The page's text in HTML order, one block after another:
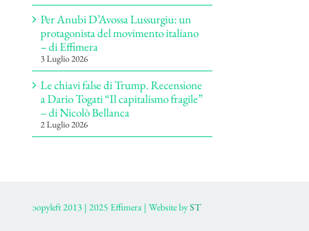
Per Anubi D’Avossa Lussurgiu: un
protagonista del movimento italiano
– di Effimera
3 Luglio 2026
Le chiavi false di Trump. Recensione
a Dario Togati “Il capitalismo fragile”
– di Nicolò Bellanca
2 Luglio 2026
ɔopyleft 2013 | 2025 Effimera | Website byST